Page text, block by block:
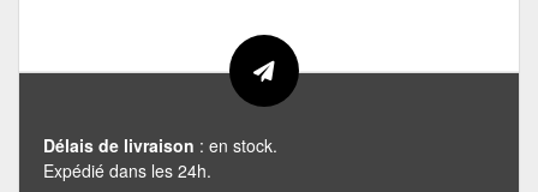
Délais de livraison : en stock.
Expédié dans les 24h.